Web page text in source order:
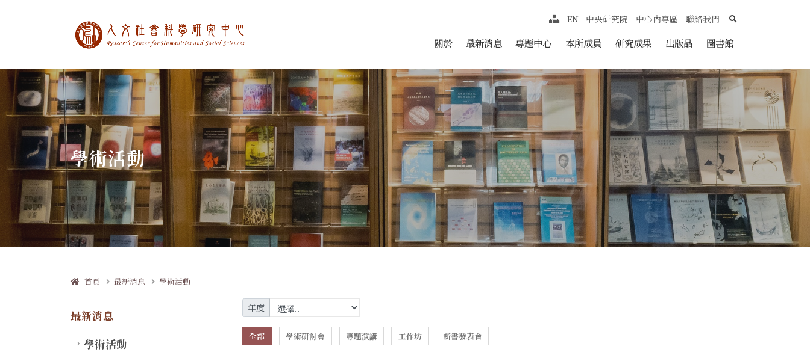
中央研究院人文社會科學研究中心 跳至中央區塊/Main Content
關於 最新消息 專題中心 本所成員 研究成果 出版品 圖書館
網站導覽
EN 中央研究院 中心內專區 聯絡我們 search
學術活動
首頁 最新消息 學術活動
最新消息
學術活動
年度
全部 學術研討會 專題演講 工作坊 新書發表會